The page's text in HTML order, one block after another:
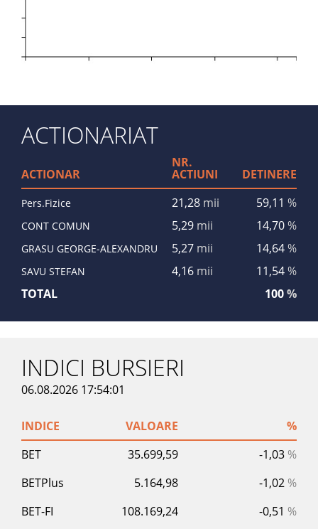
ACTIONARIAT
ACTIONAR
NR.
ACTIUNI DETINERE
Pers.Fizice 21,28 mii 59,11 %
CONT COMUN 5,29 mii 14,70%
GRASU GEORGE-ALEXANDRU 5,27 mii 14,64%
SAVU STEFAN 4,16 mii 11,54%
TOTAL
100%
INDICI BURSIERI
06.08.2026 17:54:01
INDICE VALOARE
%
BET
35.699,59 -1,03 %
BETPlus
5.164,98 -1,02 %
BET-FI
108.169,24 -0,51 %